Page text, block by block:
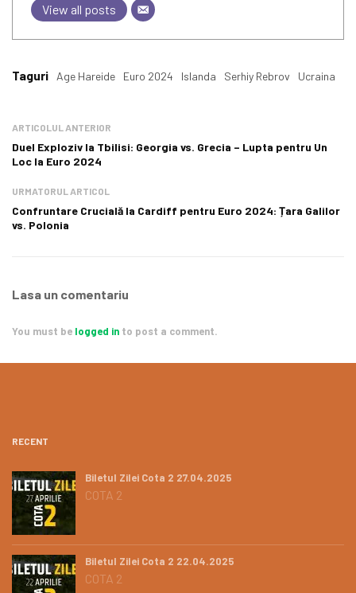
View all posts
Taguri Age Hareide Euro 2024 Islanda Serhiy Rebrov Ucraina
ARTICOLUL ANTERIOR
Duel Exploziv la Tbilisi: Georgia vs. Grecia – Lupta pentru Un
Loc la Euro 2024
URMATORUL ARTICOL
Confruntare Crucială la Cardiff pentru Euro 2024: Țara Galilor
vs. Polonia
Lasa un comentariu
You must be logged in to post a comment.
RECENT
Biletul Zilei Cota 2 27.04.2025
COTA 2
Biletul Zilei Cota 2 22.04.2025
COTA 2